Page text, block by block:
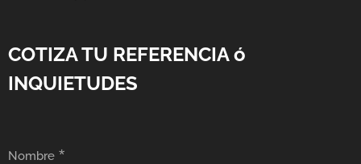
COTIZA TU REFERENCIA ó
INQUIETUDES
Nombre